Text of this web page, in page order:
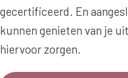
Neus
Jukbeenderen
Saypha Filler
gecertificeerd. En
kunnen genieten van je
hiervoor zorgen.